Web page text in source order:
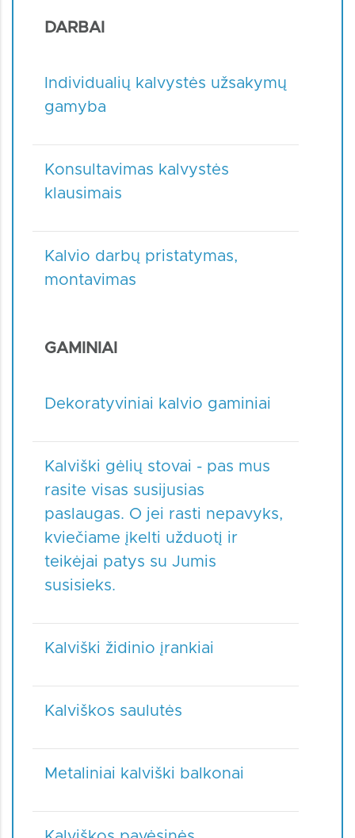
DARBAI
Individualių kalvystės užsakymų
gamyba
Konsultavimas kalvystės
klausimais
Kalvio darbų pristatymas,
montavimas
GAMINIAI
Dekoratyviniai kalvio gaminiai
Kalviški gėlių stovai - pas mus
rasite visas susijusias
paslaugas. O jei rasti nepavyks,
kviečiame įkelti užduotį ir
teikėjai patys su Jumis
susisieks.
Kalviški židinio įrankiai
Kalviškos saulutės
Metaliniai kalviški balkonai